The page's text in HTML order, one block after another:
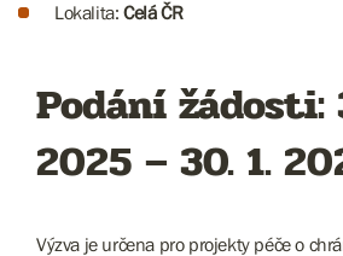
Lokalita: Celá ČR
Podání žádosti:
2025 – 30. 1.
Výzva je určena pro projekty péče o